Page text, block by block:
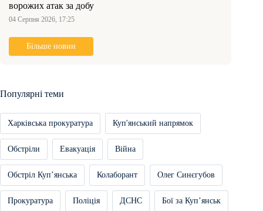
ворожих атак за добу
04 Серпня 2026, 17:25
Більше новин
Популярні теми
Харківська прокуратура Куп'янський напрямок
Обстріли Евакуація Війна
Обстріл Купʼянська Колаборант Олег Синєгубов
Прокуратура Поліція ДСНС Бої за Купʼянськ